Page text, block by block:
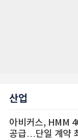
산업
아비커스, HMM
공급…단일 계약